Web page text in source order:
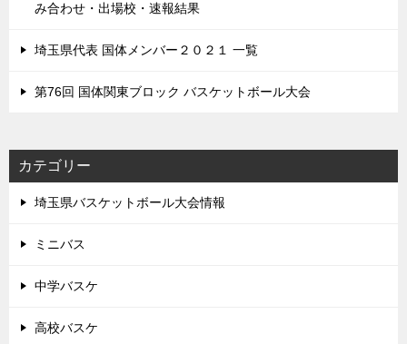
み合わせ・出場校・速報結果
埼玉県代表 国体メンバー２０２１ 一覧
第76回 国体関東ブロック バスケットボール大会
カテゴリー
埼玉県バスケットボール大会情報
ミニバス
中学バスケ
高校バスケ